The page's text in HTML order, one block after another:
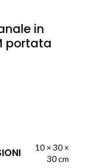
in
portata
10 × 30 ×
30 cm